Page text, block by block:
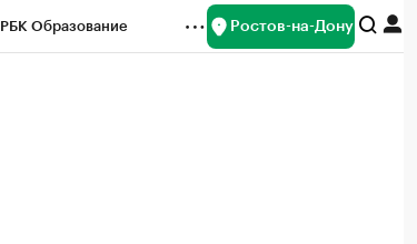
РБК Образование Ростов-на-Дону